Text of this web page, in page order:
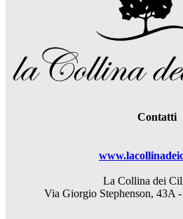
Contatti
La Collina dei
Via Giorgio Stephenson, 43A